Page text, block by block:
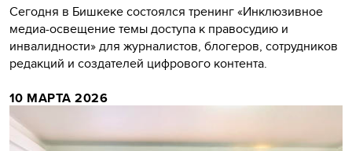
Сегодня в Бишкеке состоялся тренинг «Инклюзивное
медиа-освещение темы доступа к правосудию и
инвалидности» для журналистов, блогеров, сотрудников
редакций и создателей цифрового контента.
10 МАРТА 2026